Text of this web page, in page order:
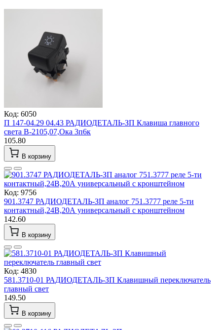
Код: 6050
П 147-04.29 04.43 РАДИОДЕТАЛЬ-ЗП Клавиша главного
света В-2105,07,Ока 3п6к
105.80
В корзину
Код: 9756
901.3747 РАДИОДЕТАЛЬ-ЗП аналог 751.3777 реле 5-ти
контактный,24В,20А универсальный с кронштейном
142.60
В корзину
Код: 4830
581.3710-01 РАДИОДЕТАЛЬ-ЗП Клавишный переключатель
главный свет
149.50
В корзину